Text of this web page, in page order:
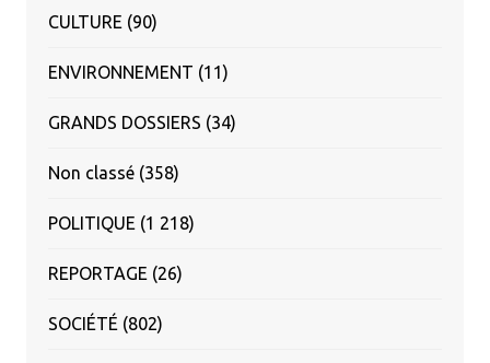
CULTURE (90)
ENVIRONNEMENT (11)
GRANDS DOSSIERS (34)
Non classé(358)
POLITIQUE (1 218)
REPORTAGE (26)
SOCIÉTÉ (802)